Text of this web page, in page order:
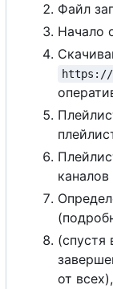
Файл
Начало
https://
каналов
(спустя
от